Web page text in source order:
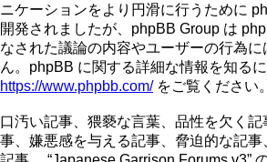
ニケーションをより円滑に行うために
開発されましたが、phpBB Group は
なされた議論の内容やユーザーの行為
ん。phpBB に関する詳細な情報を知る
https://www.phpbb.com/をご覧ください。
口汚い記事、猥褻な言葉、品性を欠く
事、嫌悪感を与える記事、脅迫的な記